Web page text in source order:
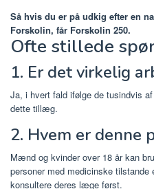
Så hvis du er på udkig efter en
Forskolin, får Forskolin 250.
Ofte stillede
1. Er det virkelig
Ja, i hvert fald ifølge de tusindvis
dette tillæg.
2. Hvem er denne
Mænd og kvinder over 18 år kan
personer med medicinske
konsultere deres læge først.